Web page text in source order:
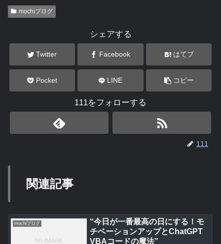
mochiブログ
シェアする
Twitter Facebook はてブ
Pocket LINE コピー
111をフォローする
111
関連記事
mochiブログ
“今日が一番最高の日にする！モ
チベーションアップとChatGPT
VBAコードの魔法”